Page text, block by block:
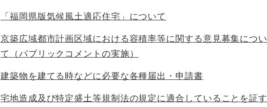
「福岡県版気候風土適応住宅」について
京築広域都市計画区域における容積率等に関する意見募集につい
て（パブリックコメントの実施）
建築物を建てる時などに必要な各種届出・申請書
宅地造成及び特定盛土等規制法の規定に適合していることを証す